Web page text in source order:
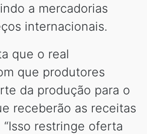
a mercadorias
internacionais.
que o real
que produtores
da produção para o
receberão as receitas
restringe oferta